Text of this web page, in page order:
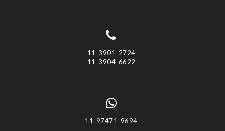
11-3901-2724
11-3904-6622
11-97471-9694